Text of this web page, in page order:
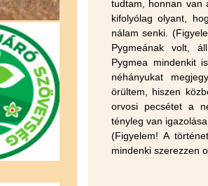
tudtam, honnan van
kifolyólag olyant,
nálam senki.
Pygmeának volt,
Pygmea mindenkit
néhányukat
örültem, hiszen
orvosi pecsétet a
tényleg van
(Figyelem! A
mindenki szerezzen